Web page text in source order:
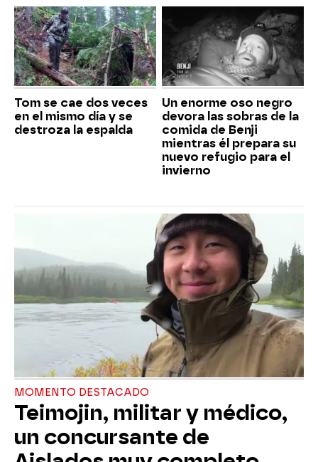
Tom se cae dos veces
en el mismo día y se
destroza la espalda
Un enorme oso negro
devora las sobras de la
comida de Benji
mientras él prepara su
nuevo refugio para el
invierno
MOMENTO DESTACADO
Teimojin, militar y médico,
un concursante de